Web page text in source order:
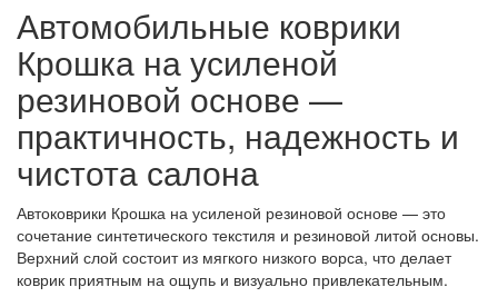
Автомобильные коврики
Крошка на усиленой
резиновой основе —
практичность, надежность и
чистота салона
Автоковрики Крошка на усиленой резиновой основе — это
сочетание синтетического текстиля и резиновой литой основы.
Верхний слой состоит из мягкого низкого ворса, что делает
коврик приятным на ощупь и визуально привлекательным.